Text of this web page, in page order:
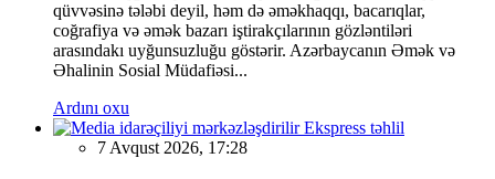
qüvvəsinə tələbi deyil, həm də əməkhaqqı, bacarıqlar,
coğrafiya və əmək bazarı iştirakçılarının gözləntiləri
arasındakı uyğunsuzluğu göstərir. Azərbaycanın Əmək və
Əhalinin Sosial Müdafiəsi...
Ardını oxu
Ekspress təhlil
7 Avqust 2026, 17:28